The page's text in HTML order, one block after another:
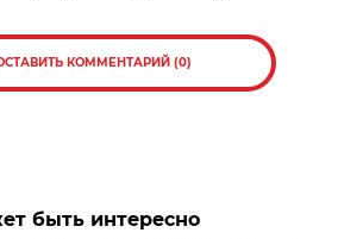
КОММЕНТАРИЙ (0)
быть интересно